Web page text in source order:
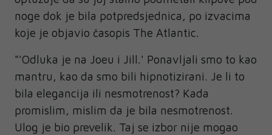
noge dok je bila potpredsjednica, po izvacima
koje je objavio časopis The Atlantic.
"'Odluka je na Joeu i Jill.' Ponavljali smo to kao
mantru, kao da smo bili hipnotizirani. Je li to
bila elegancija ili nesmotrenost? Kada
promislim, mislim da je bila nesmotrenost.
Ulog je bio prevelik. Taj se izbor nije mogao